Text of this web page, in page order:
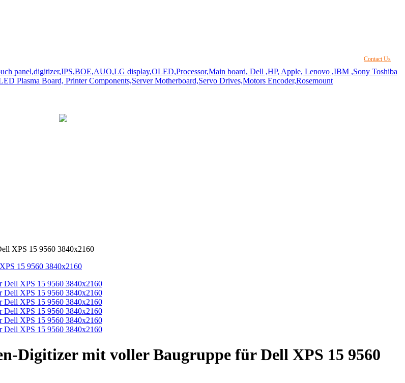
Contact Us
XPS 15 9560 3840x2160
Digitizer mit voller Baugruppe für Dell XPS 15 9560